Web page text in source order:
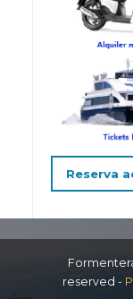
Reserva
reserved -